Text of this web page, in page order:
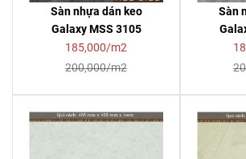
Sàn nhựa dán keo
Galaxy MSS 3105
185,000/m2
200,000/m2
Sàn